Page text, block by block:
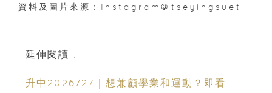
資料及圖片來源：Instagram@tseyingsuet
延伸閱讀 :
升中2026/27｜想兼顧學業和運動？即看